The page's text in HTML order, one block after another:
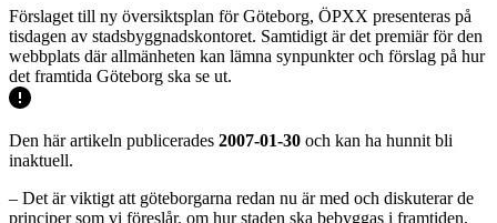
Förslaget till ny översiktsplan för Göteborg, ÖPXX presenteras på
tisdagen av stadsbyggnadskontoret. Samtidigt är det premiär för den
webbplats där allmänheten kan lämna synpunkter och förslag på hur
det framtida Göteborg ska se ut.
Den här artikeln publicerades 2007-01-30 och kan ha hunnit bli
inaktuell.
– Det är viktigt att göteborgarna redan nu är med och diskuterar de
principer som vi föreslår, om hur staden ska bebyggas i framtiden,